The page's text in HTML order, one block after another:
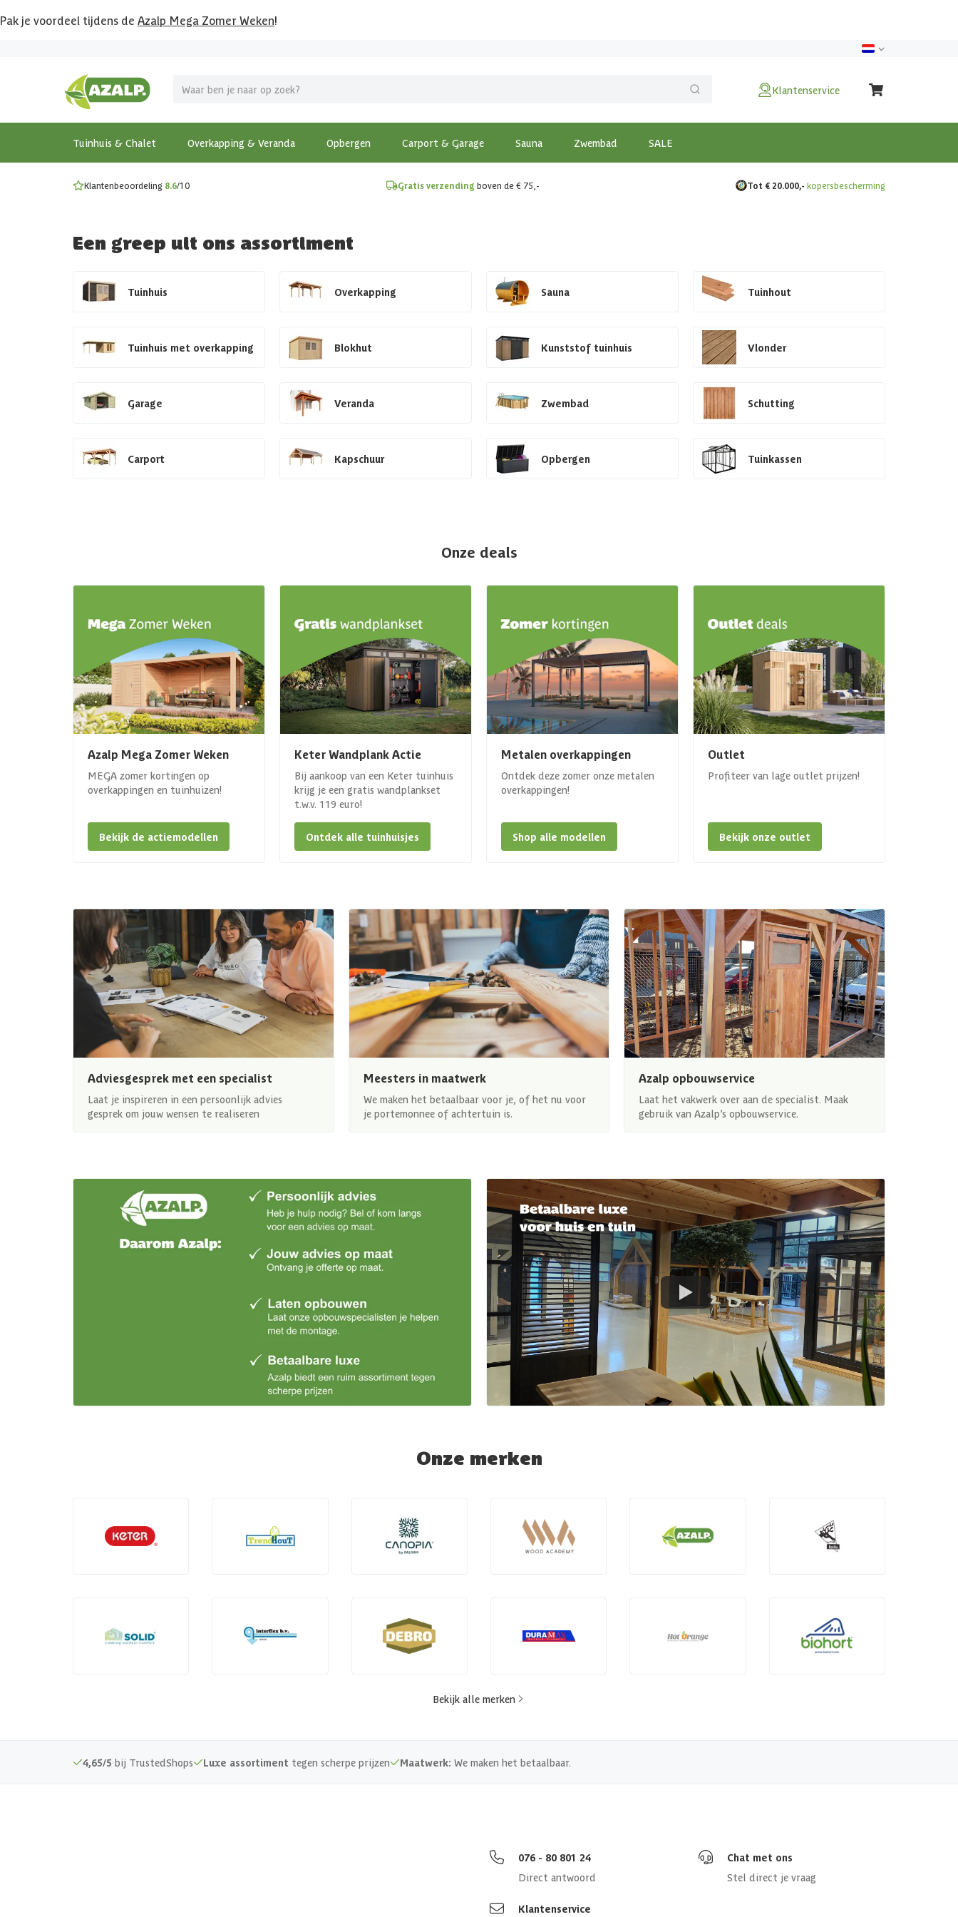
Pak je voordeel tijdens de Azalp Mega Zomer Weken!
Klantenservice
Tuinhuis & Chalet Overkapping & Veranda Opbergen Carport & Garage Sauna Zwembad SALE
MEGA zomer kortingen op overkappingen en tuinhuizen!
Bekijk de actiemodellen
Gratis wandplankset
Ontdek onze metalen overkappingen
Klantenbeoordeling 8.6/10 Gratis verzending boven de € 75,- Tot € 20.000,- kopersbescherming
Een greep uit ons assortiment
Tuinhuis Overkapping Sauna Tuinhout
Tuinhuis met overkapping Blokhut Kunststof tuinhuis Vlonder
Garage Veranda Zwembad Schutting
Carport Kapschuur Opbergen Tuinkassen
Onze deals
Azalp Mega Zomer Weken
MEGA zomer kortingen op
overkappingen en tuinhuizen!
Bekijk de actiemodellen
Keter Wandplank Actie
Bij aankoop van een Keter tuinhuis
krijg je een gratis wandplankset
t.w.v. 119 euro!
Ontdek alle tuinhuisjes
Metalen overkappingen
Ontdek deze zomer onze metalen
overkappingen!
Shop alle modellen
Outlet
Profiteer van lage outlet prijzen!
Bekijk onze outlet
Adviesgesprek met een specialist
Laat je inspireren in een persoonlijk advies
gesprek om jouw wensen te realiseren
Meesters in maatwerk
We maken het betaalbaar voor je, of het nu voor
je portemonnee of achtertuin is.
Azalp opbouwservice
Laat het vakwerk over aan de specialist. Maak
gebruik van Azalp’s opbouwservice.
Onze merken
Bekijk alle merken
4,65/5 bij TrustedShops Luxe assortiment tegen scherpe prijzen Maatwerk: We maken het betaalbaar.
076 - 80 801 24
Direct antwoord
Chat met ons
Stel direct je vraag
Klantenservice